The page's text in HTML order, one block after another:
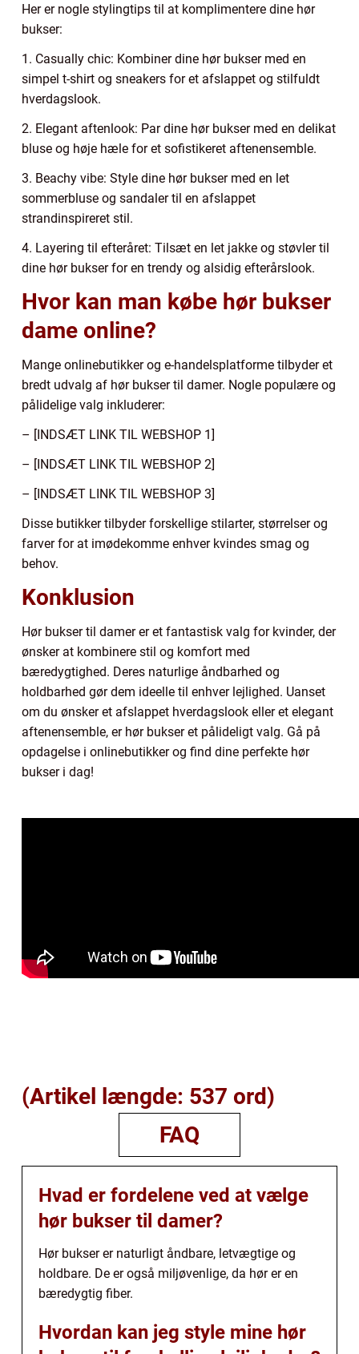
Her er nogle stylingtips til at komplimentere dine hør
bukser:
1. Casually chic: Kombiner dine hør bukser med en
simpel t-shirt og sneakers for et afslappet og stilfuldt
hverdagslook.
2. Elegant aftenlook: Par dine hør bukser med en delikat
bluse og høje hæle for et sofistikeret aftenensemble.
3. Beachy vibe: Style dine hør bukser med en let
sommerbluse og sandaler til en afslappet
strandinspireret stil.
4. Layering til efteråret: Tilsæt en let jakke og støvler til
dine hør bukser for en trendy og alsidig efterårslook.
Hvor kan man købe hør bukser
dame online?
Mange onlinebutikker og e-handelsplatforme tilbyder et
bredt udvalg af hør bukser til damer. Nogle populære og
pålidelige valg inkluderer:
– [INDSÆT LINK TIL WEBSHOP 1]
– [INDSÆT LINK TIL WEBSHOP 2]
– [INDSÆT LINK TIL WEBSHOP 3]
Disse butikker tilbyder forskellige stilarter, størrelser og
farver for at imødekomme enhver kvindes smag og
behov.
Konklusion
Hør bukser til damer er et fantastisk valg for kvinder, der
ønsker at kombinere stil og komfort med
bæredygtighed. Deres naturlige åndbarhed og
holdbarhed gør dem ideelle til enhver lejlighed. Uanset
om du ønsker et afslappet hverdagslook eller et elegant
aftenensemble, er hør bukser et pålideligt valg. Gå på
opdagelse i onlinebutikker og find dine perfekte hør
bukser i dag!
(Artikel længde: 537 ord)
FAQ
Hvad er fordelene ved at vælge
hør bukser til damer?
Hør bukser er naturligt åndbare, letvægtige og
holdbare. De er også miljøvenlige, da hør er en
bæredygtig fiber.
Hvordan kan jeg style mine hør